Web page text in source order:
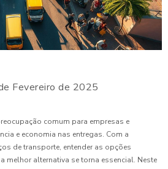
Fevereiro de 2025
comum para empresas e
e economia nas entregas. Com a
de transporte, entender as opções
melhor alternativa se torna essencial. Neste